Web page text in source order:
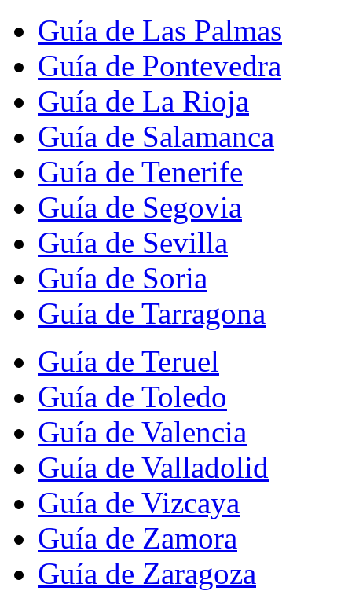
Guía de Las Palmas
Guía de Pontevedra
Guía de La Rioja
Guía de Salamanca
Guía de Tenerife
Guía de Segovia
Guía de Sevilla
Guía de Soria
Guía de Tarragona
Guía de Teruel
Guía de Toledo
Guía de Valencia
Guía de Valladolid
Guía de Vizcaya
Guía de Zamora
Guía de Zaragoza